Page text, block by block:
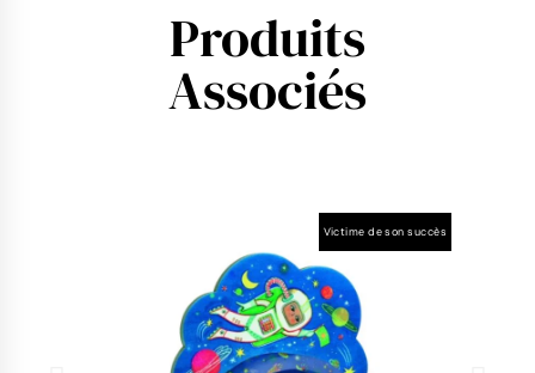
Produits
Associés
Victime de son succès